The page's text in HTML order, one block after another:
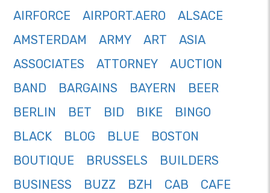
AIRFORCE
AIRPORT.AERO
ALSACE
AMSTERDAM
ARMY ART
ASIA
ASSOCIATES
ATTORNEY
AUCTION
BAND
BARGAINS BAYERN
BEER
BERLIN
BET BID BIKE
BINGO
BLACK
BLOG BLUE
BOSTON
BOUTIQUE
BRUSSELS
BUILDERS
BUSINESS
BUZZ BZH CAB
CAFE